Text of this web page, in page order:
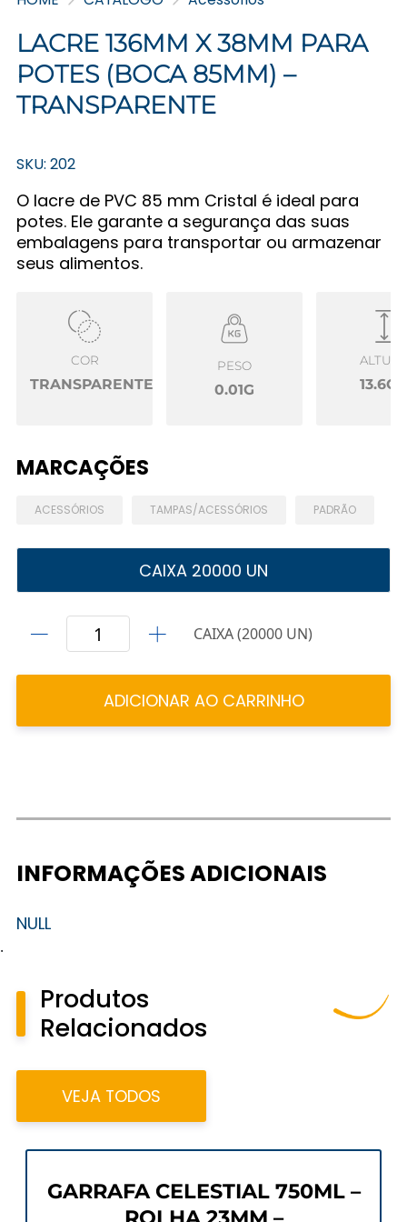
LACRE 136MM X 38MM PARA
POTES (BOCA 85MM) –
TRANSPARENTE
SKU: 202
O lacre de PVC 85 mm Cristal é ideal para
potes. Ele garante a segurança das suas
embalagens para transportar ou armazenar
seus alimentos.
COR
TRANSPARENTE
PESO
0.01G
MARCAÇÕES
ACESSÓRIOS TAMPAS/ACESSÓRIOS PADRÃO
CAIXA 20000 UN
CAIXA (20000 UN)
ADICIONAR AO CARRINHO
INFORMAÇÕES ADICIONAIS
NULL
.
Produtos
Relacionados
VEJA TODOS
GARRAFA CELESTIAL 750ML –